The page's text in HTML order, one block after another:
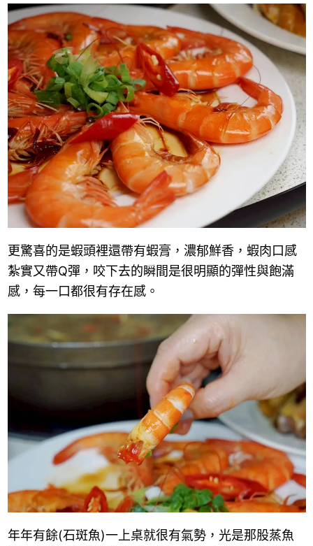
更驚喜的是蝦頭裡還帶有蝦膏，濃郁鮮香，蝦肉口感
紮實又帶Q彈，咬下去的瞬間是很明顯的彈性與飽滿
感，每一口都很有存在感。
年年有餘(石斑魚)一上桌就很有氣勢，光是那股蒸魚